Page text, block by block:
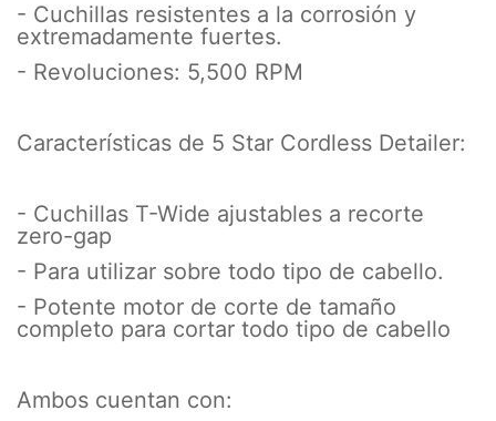
- Cuchillas resistentes a la corrosión y
extremadamente fuertes.
- Revoluciones: 5,500 RPM
Características de 5 Star Cordless Detailer:
- Cuchillas T-Wide ajustables a recorte
zero-gap
- Para utilizar sobre todo tipo de cabello.
- Potente motor de corte de tamaño
completo para cortar todo tipo de cabello
Ambos cuentan con: